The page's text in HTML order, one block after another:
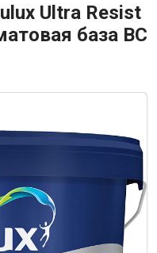
Ultra Resist
база BC